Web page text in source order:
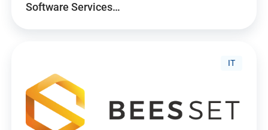
Software Services…
IT